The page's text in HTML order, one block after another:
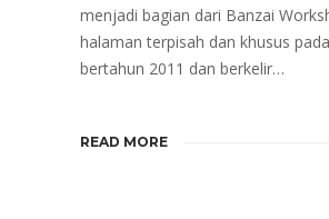
menjadi bagian dari Banzai
halaman terpisah dan khusus
bertahun 2011 dan berkelir…
READ MORE